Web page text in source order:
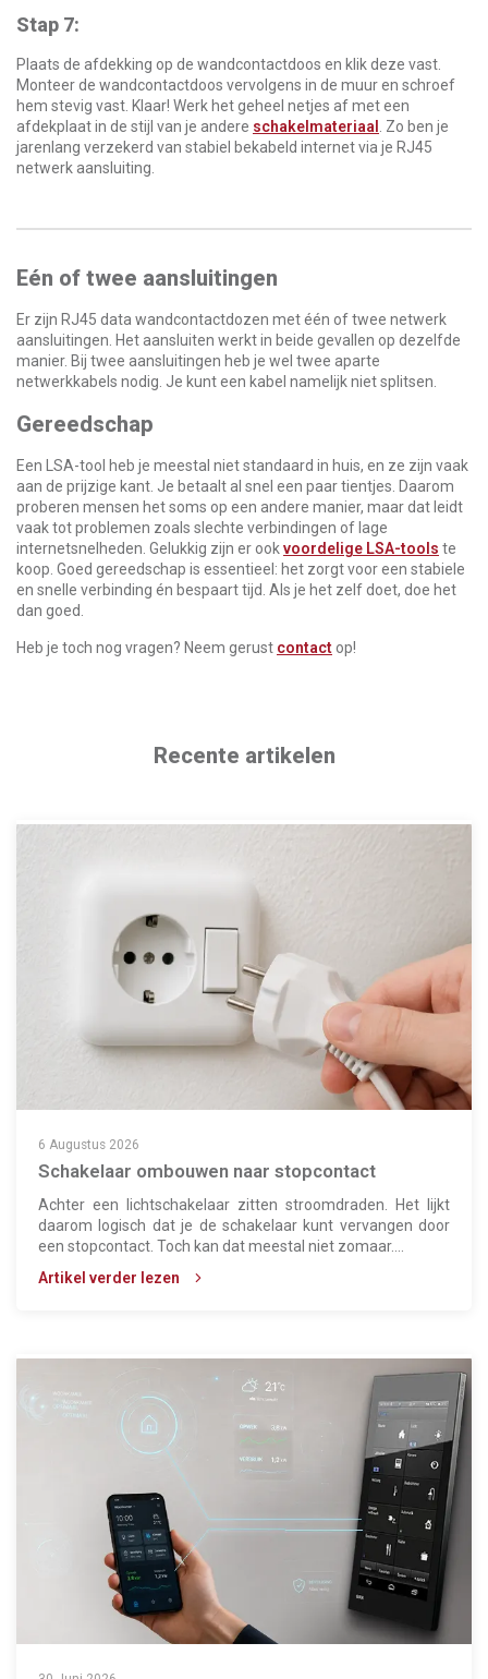
Stap 7:
Plaats de afdekking op de wandcontactdoos en klik deze vast.
Monteer de wandcontactdoos vervolgens in de muur en schroef
hem stevig vast. Klaar! Werk het geheel netjes af met een
afdekplaat in de stijl van je andere schakelmateriaal
. Zo ben je
jarenlang verzekerd van stabiel bekabeld internet via je RJ45
netwerk aansluiting.
Eén of twee aansluitingen
Er zijn RJ45 data wandcontactdozen met één of twee netwerk
aansluitingen. Het aansluiten werkt in beide gevallen op dezelfde
manier. Bij twee aansluitingen heb je wel twee aparte
netwerkkabels nodig. Je kunt een kabel namelijk niet splitsen.
Gereedschap
Een LSA-tool heb je meestal niet standaard in huis, en ze zijn vaak
aan de prijzige kant. Je betaalt al snel een paar tientjes. Daarom
proberen mensen het soms op een andere manier, maar dat leidt
vaak tot problemen zoals slechte verbindingen of lage
internetsnelheden. Gelukkig zijn er ookvoordelige LSA-tools te
koop. Goed gereedschap is essentieel: het zorgt voor een stabiele
en snelle verbinding én bespaart tijd. Als je het zelf doet, doe het
dan goed.
Heb je toch nog vragen? Neem gerust contact op!
Recente artikelen
6 Augustus 2026
Schakelaar ombouwen naar stopcontact
Achter een lichtschakelaar zitten stroomdraden. Het lijkt
daarom logisch dat je de schakelaar kunt vervangen door
een stopcontact. Toch kan dat meestal niet zomaar....
Artikel verder lezen